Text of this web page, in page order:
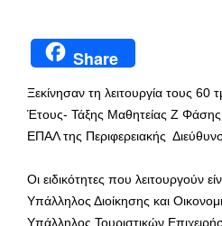
Share
Ξεκίνησαν τη λειτουργία τους 60
Έτους- Τάξης Μαθητείας Ζ
ΕΠΑΛ της Περιφερειακής
Οι ειδικότητες που λειτουργούν
Υπάλληλος Διοίκησης και
Υπάλληλος Τουριστικών